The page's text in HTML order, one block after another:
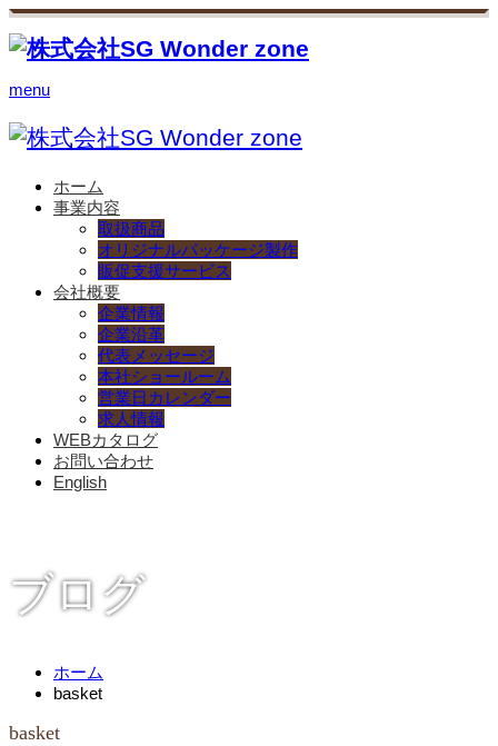
menu
ホーム
事業内容
取扱商品
オリジナルパッケージ製作
販促支援サービス
会社概要
企業情報
企業沿革
代表メッセージ
本社ショールーム
営業日カレンダー
求人情報
WEBカタログ
お問い合わせ
English
ブログ
ホーム
basket
basket